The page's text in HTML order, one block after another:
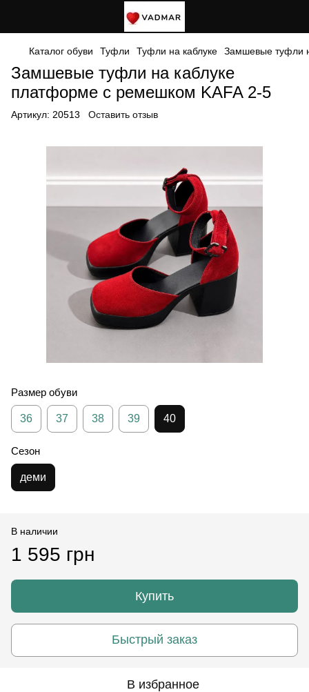
Каталог обуви Туфли Туфли на каблуке Замшевые туфли
Замшевые туфли на каблуке
платформе с ремешком KAFA 2-5
Артикул: 20513 Оставить отзыв
Размер обуви
36 37 38 39 40
Сезон
деми
В наличии
1 595 грн
Купить
Быстрый заказ
В избранное